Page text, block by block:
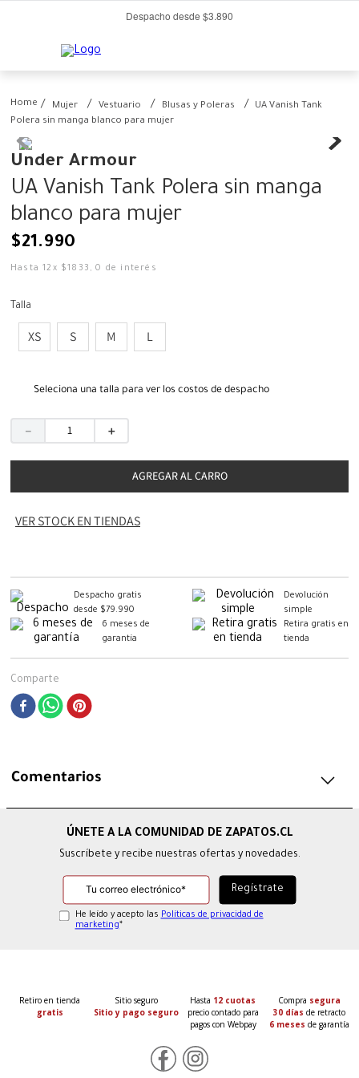
Despacho desde $3.890
Mujer Vestuario Blusas y Poleras
UA Vanish Tank
Polera sin manga blanco para mujer
Under Armour
UA Vanish Tank Polera sin manga
blanco para mujer
$21.990
Hasta12 x $1833 ,0 de interés
Talla
XS S M L
Seleciona una talla para ver los costos de despacho
＋
－
AGREGAR AL CARRO
VER STOCK EN TIENDAS
Despacho gratis
desde $79.990
Devolución
simple
6 meses de
garantía
Retira gratis en
tienda
Comparte
Comentarios
Suscríbete y recibe nuestras ofertas y novedades.
He leído y acepto las Políticas de privacidad de
marketing*
Retiro en tienda
gratis
Sitio seguro
Sitio y pago seguro
Hasta 12 cuotas
precio contado para
pagos con Webpay
Compra segura
30 días de retracto
6 meses de garantía